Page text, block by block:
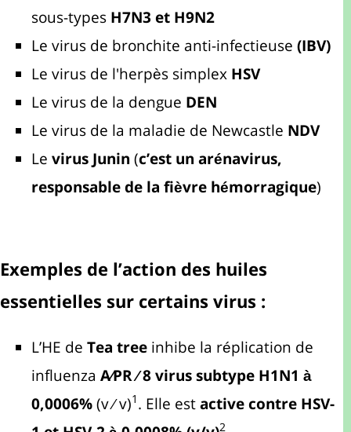
sous-typesH7N3 et H9N2
Le virus de bronchite anti-infectieuse(IBV)
Le virus de l'herpès simplexHSV
Le virus de la dengueDEN
Le virus de la maladie de NewcastleNDV
Levirus Junin(c’est un arénavirus,
responsable de la fièvre hémorragique
Exemples de l’action des huiles
essentielles sur certains virus :
L’HE deTea treeinhibe la réplication de
influenzaA⁄PR ⁄ 8 virus subtype H1N1 à
0,0006%(v ⁄ v) . Elle estactive contre HSV-